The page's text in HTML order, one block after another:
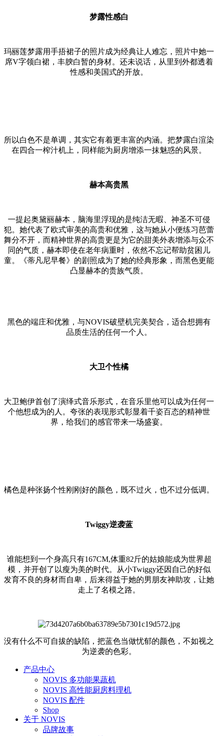
梦露性感白
玛丽莲梦露用手捂裙子的照片成为经典让人难忘，照片中她一
席V字领白裙，丰腴白暂的身材。还未说话，从里到外都透着
性感和美国式的开放。
所以白色不是单调，其实它有着更丰富的内涵。把梦露白渲染
在四合一榨汁机上，同样能为厨房增添一抹魅惑的风景。
赫本高贵黑
一提起奥黛丽赫本，脑海里浮现的是纯洁无暇、神圣不可侵
犯。她代表了欧式审美的高贵和优雅，这与她从小便练习芭蕾
舞分不开，而精神世界的高贵更是为它的甜美外表增添与众不
同的气质，赫本即使在老年病重时，依然不忘记帮助贫困儿
童。《蒂凡尼早餐》的剧照成为了她的经典形象，而黑色更能
凸显赫本的贵族气质。
黑色的端庄和优雅，与NOVIS破壁机完美契合，适合想拥有
品质生活的任何一个人。
大卫个性橘
大卫鲍伊首创了演绎式音乐形式，在音乐里他可以成为任何一
个他想成为的人。夸张的表现形式彰显着千姿百态的精神世
界，给我们的感官带来一场盛宴。
橘色是种张扬个性刚刚好的颜色，既不过火，也不过分低调。
Twiggy逆袭蓝
谁能想到一个身高只有167CM,体重82斤的姑娘能成为世界超
模，并开创了以瘦为美的时代。从小Twiggy还因自己的好似
发育不良的身材而自卑，后来得益于她的男朋友神助攻，让她
走上了名模之路。
没有什么不可自拔的缺陷，把蓝色当做忧郁的颜色，不如视之
为逆袭的色彩。
产品中心
NOVIS 多功能果蔬机
NOVIS 高性能厨房料理机
NOVIS 配件
Shop
关于 NOVIS
品牌故事